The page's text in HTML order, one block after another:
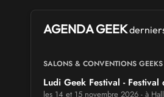
AGENDA GEEK
SALONS & CONVENTIONS GEEKS
Ludi Geek Festival - Festival
les 14 et 15 novembre 2026 - à